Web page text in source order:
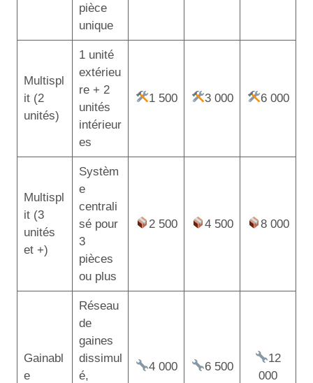
pièce
unique
Multispl
it (2
unités)
1 unité
extérieu
re + 2
unités
intérieur
es
1 500 3 000 6 000
Multispl
it (3
unités
et +)
Systèm
e
centrali
sé pour
3
pièces
ou plus
2 500 4 500 8 000
Gainabl
e
Réseau
de
gaines
dissimul
é,
4 000 6 500
12
000